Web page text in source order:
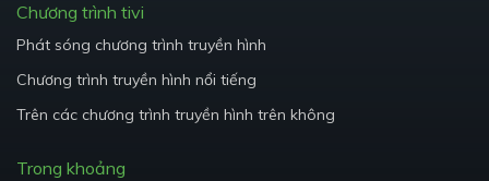
Chương trình tivi
Phát sóng chương trình truyền hình
Chương trình truyền hình nổi tiếng
Trên các chương trình truyền hình trên không
Trong khoảng